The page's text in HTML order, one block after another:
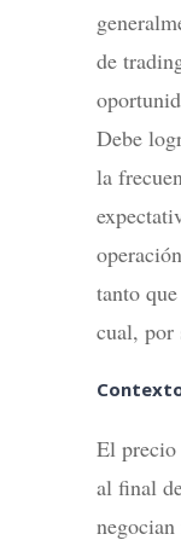
de
Debe
la
tanto
cual, por
El precio
al final